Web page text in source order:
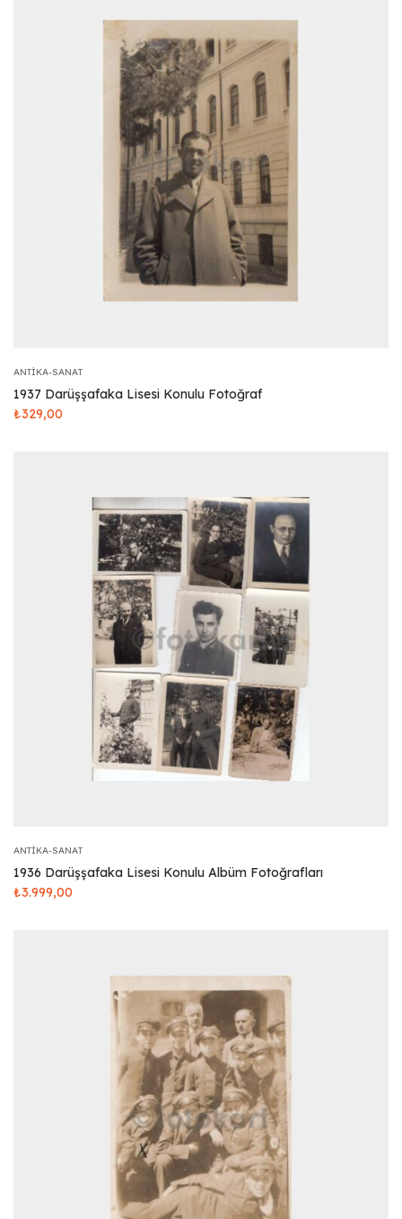
ANTIKA-SANAT
1937 Darüşşafaka Lisesi Konulu Fotoğraf
₺329,00
ANTIKA-SANAT
1936 Darüşşafaka Lisesi Konulu Albüm Fotoğrafları
₺3.999,00